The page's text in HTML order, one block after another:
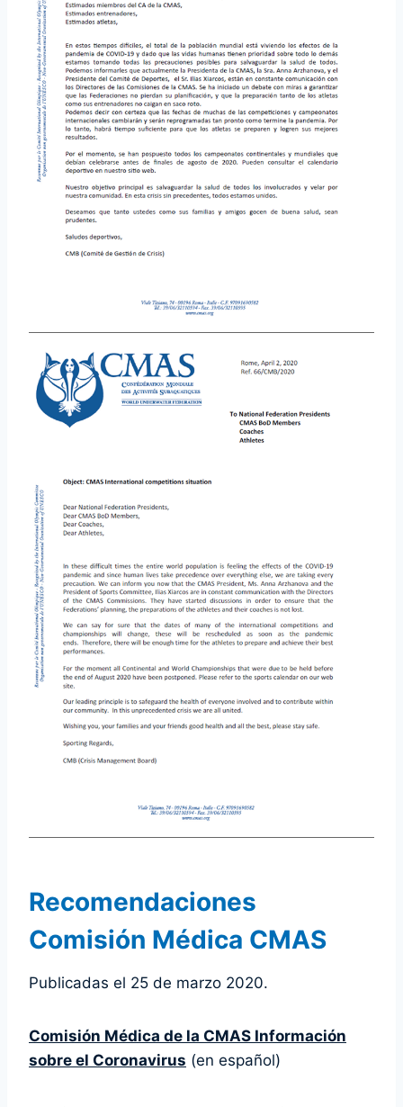
Recomendaciones
Comisión Médica CMAS
Publicadas el 25 de marzo 2020.
Comisión Médica de la CMAS Información
sobre el Coronavirus (en español)